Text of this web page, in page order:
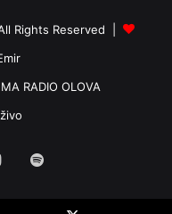
Rights Reserved |
RADIO OLOVA
Instagram
Spotify